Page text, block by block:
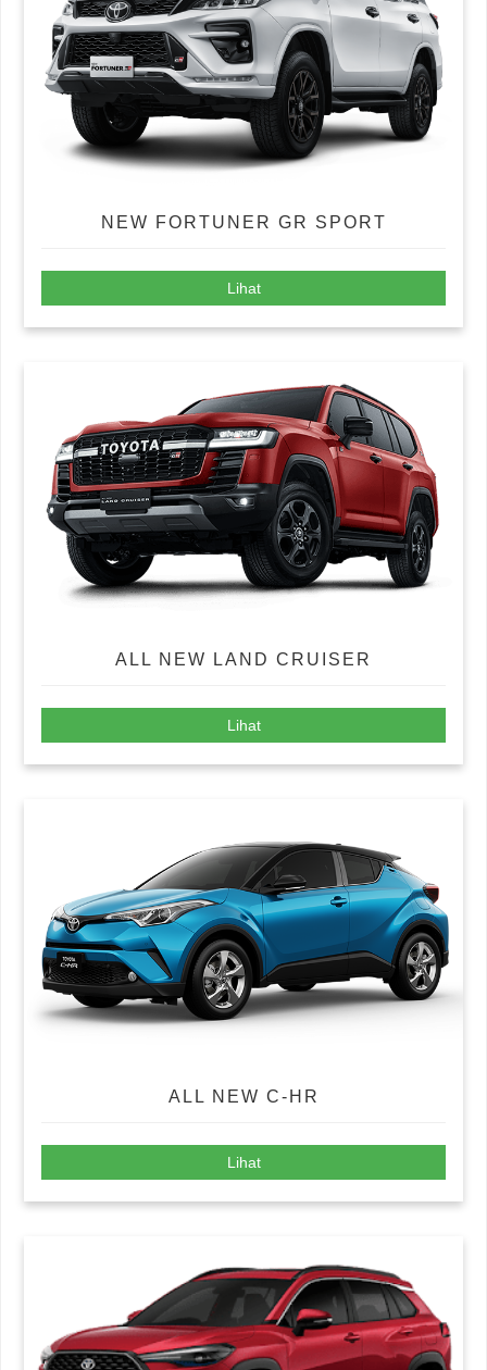
NEW FORTUNER GR SPORT
Lihat
ALL NEW LAND CRUISER
Lihat
ALL NEW C-HR
Lihat